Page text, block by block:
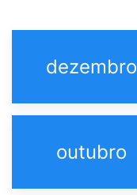
dezembro
outubro